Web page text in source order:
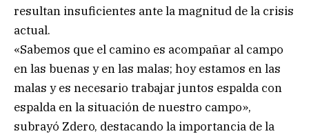
resultan insuficientes ante la magnitud de la crisis
actual.
«Sabemos que el camino es acompañar al campo
en las buenas y en las malas; hoy estamos en las
malas y es necesario trabajar juntos espalda con
espalda en la situación de nuestro campo»,
subrayó Zdero, destacando la importancia de la